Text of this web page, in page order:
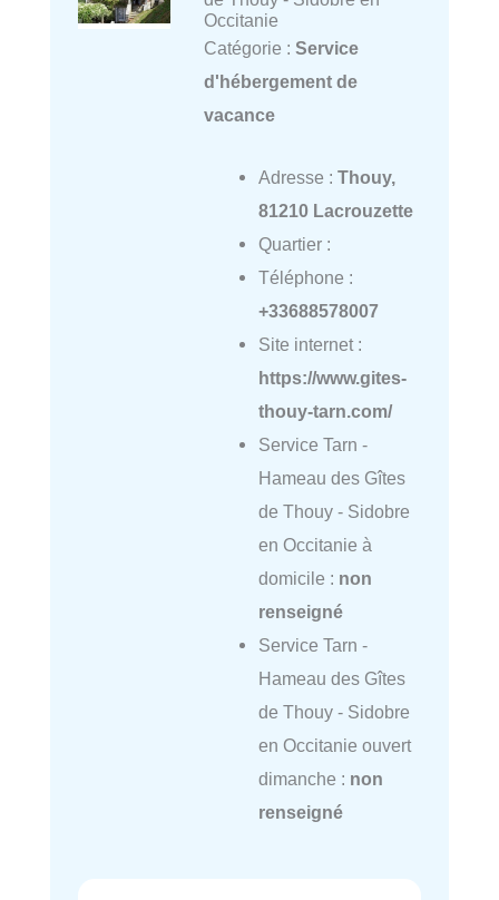
Occitanie
Catégorie : Service
d'hébergement de
vacance
Adresse : Thouy,
81210 Lacrouzette
Quartier :
Téléphone :
+33688578007
Site internet :
https://www.gites-
thouy-tarn.com/
Service Tarn -
Hameau des Gîtes
de Thouy - Sidobre
en Occitanie à
domicile : non
renseigné
Service Tarn -
Hameau des Gîtes
de Thouy - Sidobre
en Occitanie ouvert
dimanche : non
renseigné